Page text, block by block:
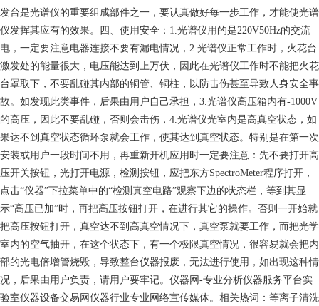
发台是光谱仪的重要组成部件之一，要认真做好每一步工作，才能使光谱
仪发挥其应有的效果。四、使用安全：1.光谱仪用的是220V50Hz的交流
电，一定要注意电器连接不要有漏电情况，2.光谱仪正常工作时，火花台
激发处的能量很大，电压能达到上万伏，因此在光谱仪工作时不能把火花
台罩取下，不要乱碰其内部的铜管、铜柱，以防击伤甚至导致人身安全事
故。如发现此类事件，后果由用户自己承担，3.光谱仪高压箱内有-1000V
的高压，因此不要乱碰，否则会击伤，4.光谱仪光室内是高真空状态，如
果达不到真空状态循环泵就会工作，使其达到真空状态。特别是在第一次
安装或用户一段时间不用，再重新开机应用时一定要注意：先不要打开高
压开关按钮，光打开电源，检测按钮，应把东方SpectroMeter程序打开，
点击“仪器”下拉菜单中的“检测真空电路”观察下边的状态栏，等到其显
示“高压已加”时，再把高压按钮打开，在进行其它的操作。否则一开始就
把高压按钮打开，真空达不到高真空情况下，真空泵就要工作，而把光学
室内的空气抽开，在这个状态下，有一个极限真空情况，很容易就会把内
部的光电倍增管烧毁，导致整台仪器报废，无法进行使用，如出现这种情
况，后果由用户负责，请用户要牢记。仪器网-专业分析仪器服务平台实
验室仪器设备交易网仪器行业专业网络宣传媒体。相关热词：等离子清洗